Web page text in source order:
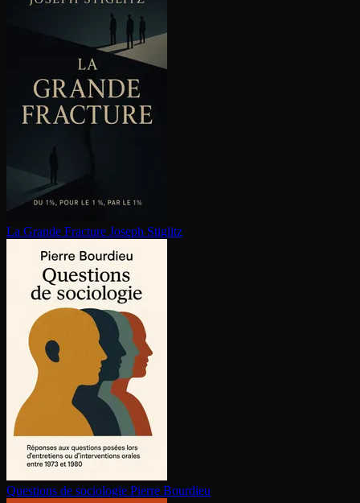
La Grande Fracture Joseph Stiglitz
Questions de sociologie Pierre Bourdieu